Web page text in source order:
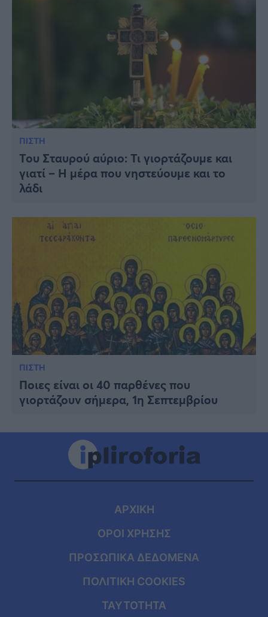
ΠΙΣΤΗ
Του Σταυρού αύριο: Τι γιορτάζουμε και
γιατί – Η μέρα που νηστεύουμε και το
λάδι
ΠΙΣΤΗ
Ποιες είναι οι 40 παρθένες που
γιορτάζουν σήμερα, 1η Σεπτεμβρίου
ΑΡΧΙΚΗ
ΟΡΟΙ ΧΡΗΣΗΣ
ΠΡΟΣΩΠΙΚΑ ΔΕΔΟΜΕΝΑ
ΠΟΛΙΤΙΚΗ COOKIES
ΤΑΥΤΟΤΗΤΑ